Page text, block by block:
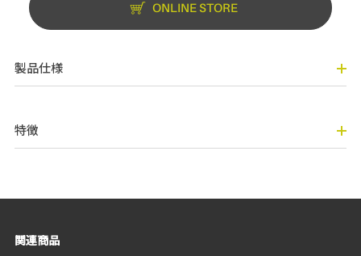
ONLINE STORE
製品仕様
特徴
関連商品